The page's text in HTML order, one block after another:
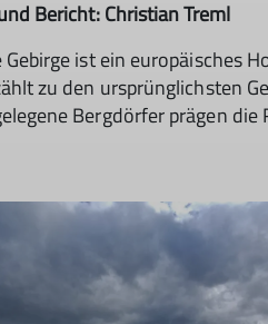
Bericht: Christian Treml
Gebirge ist ein europäisches
zu den ursprünglichsten
Bergdörfer prägen